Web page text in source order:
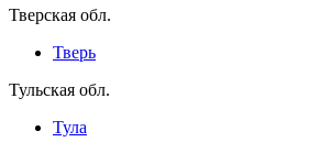
Тверская обл.
Тверь
Тульская обл.
Тула